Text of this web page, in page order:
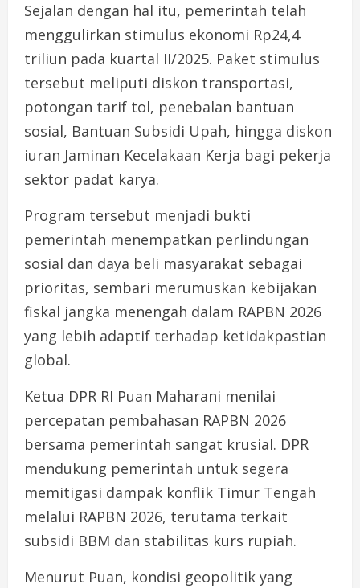
Sejalan dengan hal itu, pemerintah telah
menggulirkan stimulus ekonomi Rp24,4
triliun pada kuartal II/2025. Paket stimulus
tersebut meliputi diskon transportasi,
potongan tarif tol, penebalan bantuan
sosial, Bantuan Subsidi Upah, hingga diskon
iuran Jaminan Kecelakaan Kerja bagi pekerja
sektor padat karya.
Program tersebut menjadi bukti
pemerintah menempatkan perlindungan
sosial dan daya beli masyarakat sebagai
prioritas, sembari merumuskan kebijakan
fiskal jangka menengah dalam RAPBN 2026
yang lebih adaptif terhadap ketidakpastian
global.
Ketua DPR RI Puan Maharani menilai
percepatan pembahasan RAPBN 2026
bersama pemerintah sangat krusial. DPR
mendukung pemerintah untuk segera
memitigasi dampak konflik Timur Tengah
melalui RAPBN 2026, terutama terkait
subsidi BBM dan stabilitas kurs rupiah.
Menurut Puan, kondisi geopolitik yang